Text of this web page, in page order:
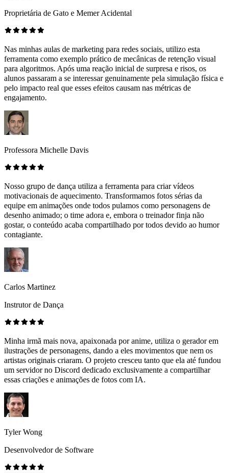
Proprietária de Gato e Memer Acidental
Nas minhas aulas de marketing para redes sociais, utilizo esta
ferramenta como exemplo prático de mecânicas de retenção visual
para algoritmos. Após uma reação inicial de surpresa e risos, os
alunos passaram a se interessar genuinamente pela simulação física e
pelo impacto real que esses efeitos causam nas métricas de
engajamento.
Professora Michelle Davis
Nosso grupo de dança utiliza a ferramenta para criar vídeos
motivacionais de aquecimento. Transformamos fotos sérias da
equipe em animações onde todos pulamos como personagens de
desenho animado; o time adora e, embora o treinador finja não
gostar, o conteúdo acaba compartilhado por todos devido ao humor
contagiante.
Carlos Martinez
Instrutor de Dança
Minha irmã mais nova, apaixonada por anime, utiliza o gerador em
ilustrações de personagens, dando a eles movimentos que nem os
artistas originais criaram. O projeto cresceu tanto que ela até fundou
um servidor no Discord dedicado exclusivamente a compartilhar
essas criações e animações de fotos com IA.
Tyler Wong
Desenvolvedor de Software